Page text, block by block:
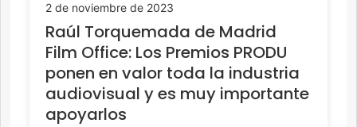
2 de noviembre de 2023
Raúl Torquemada de Madrid
Film Office: Los Premios PRODU
ponen en valor toda la industria
audiovisual y es muy importante
apoyarlos